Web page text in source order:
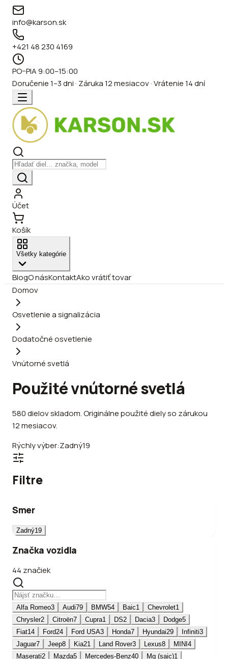
info@karson.sk
+421 48 230 4169
PO–PIA 9:00–15:00
Doručenie 1–3 dni · Záruka 12 mesiacov · Vrátenie 14 dní
Účet
Košík
Všetky kategórie
BlogO násKontaktAko vrátiť tovar
Domov
Osvetlenie a signalizácia
Dodatočné osvetlenie
Vnútorné svetlá
Použité vnútorné svetlá
580dielovskladom.Originálne použité diely so zárukou
12 mesiacov.
Rýchly výber:Zadný19
Filtre
Smer
Zadný19
Značka vozidla
44 značiek
Alfa Romeo3 Audi79 BMW54 Baic1 Chevrolet1
Chrysler2 Citroën7 Cupra1 DS2 Dacia3 Dodge5
Fiat14 Ford24 Ford USA3 Honda7 Hyundai29 Infiniti3
Jaguar7 Jeep8 Kia21 Land Rover3 Lexus8 MINI4
Maserati2 Mazda5 Mercedes-Benz40 Mg (saic)1